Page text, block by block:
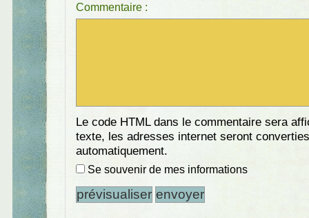
Commentaire :
Le code HTML dans le commentaire sera
texte, les adresses internet seront converties
automatiquement.
Se souvenir de mes informations